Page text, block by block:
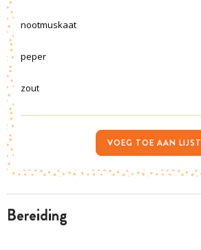
bereiding
nootmuskaat
peper
zout
VOEG TOE AAN LIJST